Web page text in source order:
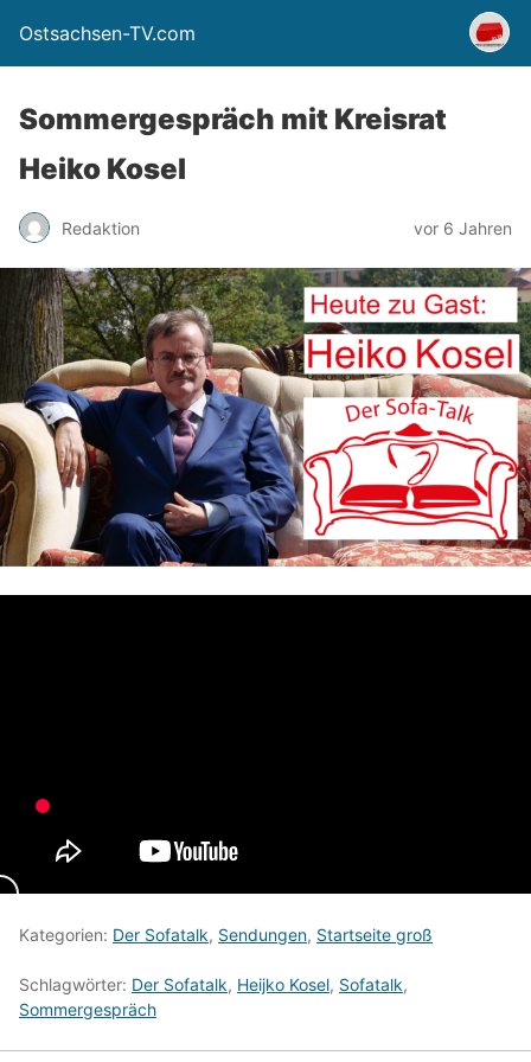
Ostsachsen-TV.com
Sommergespräch mit Kreisrat
Heiko Kosel
Redaktion vor 6 Jahren
Kategorien: Der Sofatalk, Sendungen, Startseite groß
Schlagwörter: Der Sofatalk, Heijko Kosel, Sofatalk,
Sommergespräch